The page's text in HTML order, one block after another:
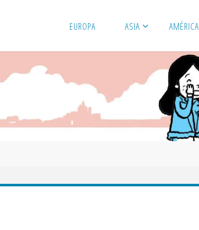
EUROPA ASIA AMÉRICA